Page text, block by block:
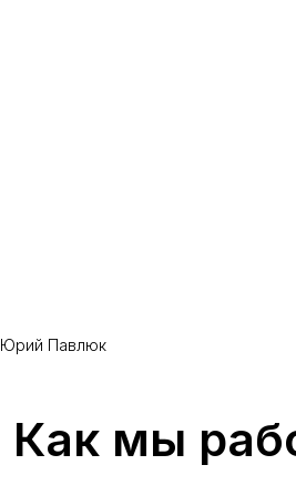
Юрий Павлюк
Как мы